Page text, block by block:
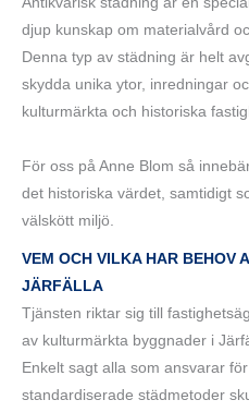
djup kunskap om materialvård
Denna typ av städning är helt
skydda unika ytor, inredningar
kulturmärkta och historiska
För oss på Anne Blom så
det historiska värdet, samtidigt
välskött miljö.
VEM OCH VILKA HAR BEHOV
JÄRFÄLLA
Tjänsten riktar sig till
av kulturmärkta byggnader i
Enkelt sagt alla som ansvarar
standardiserade städmetoder